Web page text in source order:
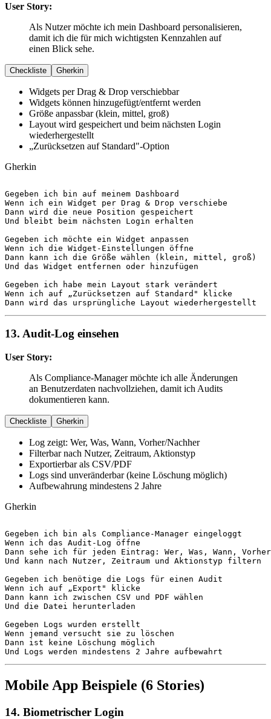
User Story:
Als Nutzer möchte ich mein Dashboard personalisieren,
damit ich die für mich wichtigsten Kennzahlen auf
einen Blick sehe.
Checkliste Gherkin
Widgets per Drag & Drop verschiebbar
Widgets können hinzugefügt/entfernt werden
Größe anpassbar (klein, mittel, groß)
Layout wird gespeichert und beim nächsten Login
wiederhergestellt
„Zurücksetzen auf Standard"-Option
Gherkin
Gegeben
Wenn
Dann
Und
bleibt beim nächsten Login erhalten
Gegeben
Wenn
Dann
Und
das Widget entfernen oder hinzufügen
Gegeben
Wenn
Dann wird das ursprüngliche Layout wiederhergestellt
13. Audit-Log einsehen
User Story:
Als Compliance-Manager möchte ich alle Änderungen
an Benutzerdaten nachvollziehen, damit ich Audits
dokumentieren kann.
Checkliste Gherkin
Log zeigt: Wer, Was, Wann, Vorher/Nachher
Filterbar nach Nutzer, Zeitraum, Aktionstyp
Exportierbar als CSV/PDF
Logs sind unveränderbar (keine Löschung möglich)
Aufbewahrung mindestens 2 Jahre
Gherkin
Gegeben
Wenn
Dann
Und
kann nach Nutzer, Zeitraum und Aktionstyp filtern
Gegeben
Wenn
Dann
Und
die Datei herunterladen
Gegeben
Wenn
Dann
Und
Logs werden mindestens 2 Jahre aufbewahrt
Mobile App Beispiele (6 Stories)
14. Biometrischer Login